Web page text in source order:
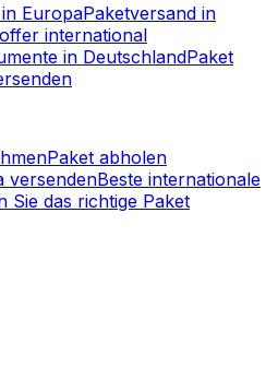
EuropaPaketversand in
international
in DeutschlandPaket
Paket abholen
versendenBeste internationale
Sie das richtige Paket